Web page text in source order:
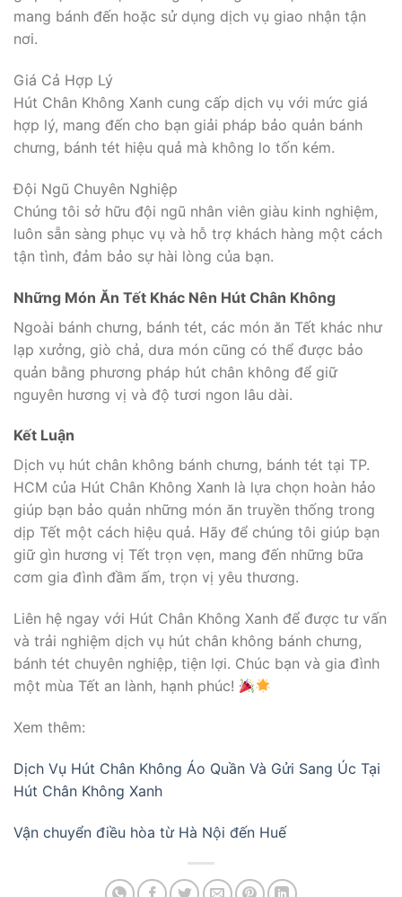
mang bánh đến hoặc sử dụng dịch vụ giao nhận tận
nơi.
Giá Cả Hợp Lý
Hút Chân Không Xanh cung cấp dịch vụ với mức giá
hợp lý, mang đến cho bạn giải pháp bảo quản bánh
chưng, bánh tét hiệu quả mà không lo tốn kém.
Đội Ngũ Chuyên Nghiệp
Chúng tôi sở hữu đội ngũ nhân viên giàu kinh nghiệm,
luôn sẵn sàng phục vụ và hỗ trợ khách hàng một cách
tận tình, đảm bảo sự hài lòng của bạn.
Những Món Ăn Tết Khác Nên Hút Chân Không
Ngoài bánh chưng, bánh tét, các món ăn Tết khác như
lạp xưởng, giò chả, dưa món cũng có thể được bảo
quản bằng phương pháp hút chân không để giữ
nguyên hương vị và độ tươi ngon lâu dài.
Kết Luận
Dịch vụ hút chân không bánh chưng, bánh tét tại TP.
HCM của Hút Chân Không Xanh là lựa chọn hoàn hảo
giúp bạn bảo quản những món ăn truyền thống trong
dịp Tết một cách hiệu quả. Hãy để chúng tôi giúp bạn
giữ gìn hương vị Tết trọn vẹn, mang đến những bữa
cơm gia đình đầm ấm, trọn vị yêu thương.
Liên hệ ngay với Hút Chân Không Xanh để được tư vấn
và trải nghiệm dịch vụ hút chân không bánh chưng,
bánh tét chuyên nghiệp, tiện lợi. Chúc bạn và gia đình
một mùa Tết an lành, hạnh phúc!
Xem thêm:
Dịch Vụ Hút Chân Không Áo Quần Và Gửi Sang Úc Tại
Hút Chân Không Xanh
Vận chuyển điều hòa từ Hà Nội đến Huế